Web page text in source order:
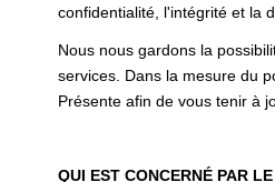
confidentialité, l'intégrité et la
Nous nous gardons la
services. Dans la mesure du
Présente afin de vous tenir à
QUI EST CONCERNÉ PAR